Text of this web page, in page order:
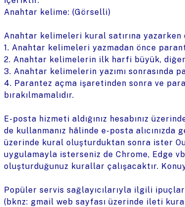
Anahtar kelime: (Görselli)
Anahtar kelimeleri kural satırına
1. Anahtar kelimeleri yazmadan önce
2. Anahtar kelimelerin ilk harfi büyük,
3. Anahtar kelimelerin yazımı sonrasında
4. Parantez açma işaretinden sonra ve
bırakılmamalıdır.
E-posta hizmeti aldığınız hesabınız
de kullanmanız hâlinde e-posta
üzerinde kural oluşturduktan sonra ister
uygulamayla isterseniz de Chrome, Edge
oluşturduğunuz kurallar çalışacaktır.
Popüler servis sağlayıcılarıyla ilgili
(bknz: gmail web sayfası üzerinde ileti